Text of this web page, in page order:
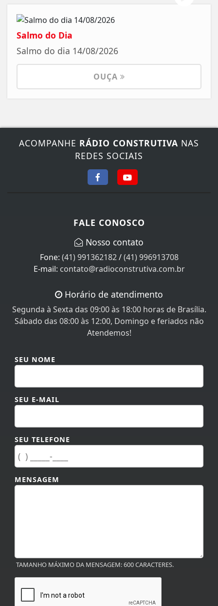
Salmo do Dia
Salmo do dia 14/08/2026
OUÇA
ACOMPANHE RÁDIO CONSTRUTIVA NAS
REDES SOCIAIS
FALE CONOSCO
Nosso contato
Fone: (41) 991362182/(41) 996913708
E-mail: contato@radioconstrutiva.com.br
Horário de atendimento
Segunda à Sexta das 09:00 às 18:00 horas de Brasília.
Sábado das 08:00 às 12:00, Domingo e feriados não
Atendemos!
SEU NOME
SEU E-MAIL
SEU TELEFONE
MENSAGEM
TAMANHO MÁXIMO DA MENSAGEM: 600 CARACTERES.